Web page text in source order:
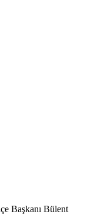
Başkanı Bülent